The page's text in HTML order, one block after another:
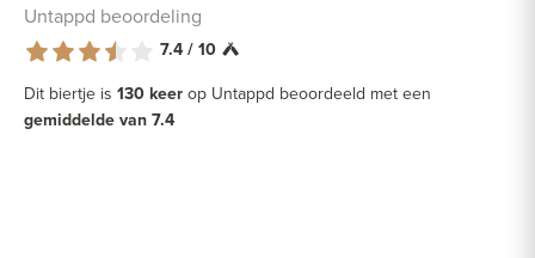
Untappd beoordeling
7.4 / 10
Dit biertje is 130 keer op Untappd beoordeeld met een
gemiddelde van 7.4